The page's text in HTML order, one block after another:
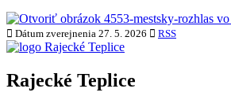
Dátum zverejnenia 27. 5. 2026 RSS
Rajecké Teplice